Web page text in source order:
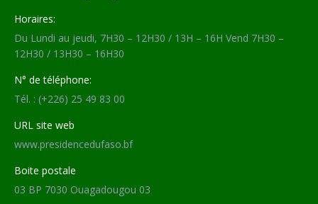
Horaires:
Du Lundi au jeudi, 7H30 – 12H30 / 13H – 16H Vend 7H30 –
12H30 / 13H30 – 16H30
N° de téléphone:
Tél. : (+226) 25 49 83 00
URL site web
www.presidencedufaso.bf
Boite postale
03 BP 7030 Ouagadougou 03